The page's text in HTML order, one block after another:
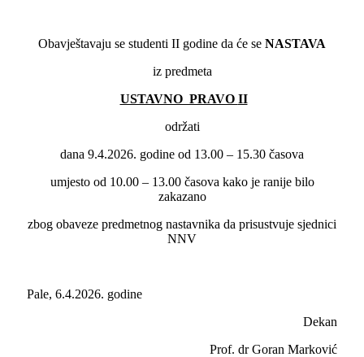
Obavještavaju se studenti II godine da će se NASTAVA
iz predmeta
USTAVNO PRAVO II
održati
dana 9.4.2026. godine od 13.00 – 15.30 časova
umjesto od 10.00 – 13.00 časova kako je ranije bilo
zakazano
zbog obaveze predmetnog nastavnika da prisustvuje sjednici
NNV
Pale, 6.4.2026. godine
Dekan
Prof. dr Goran Marković